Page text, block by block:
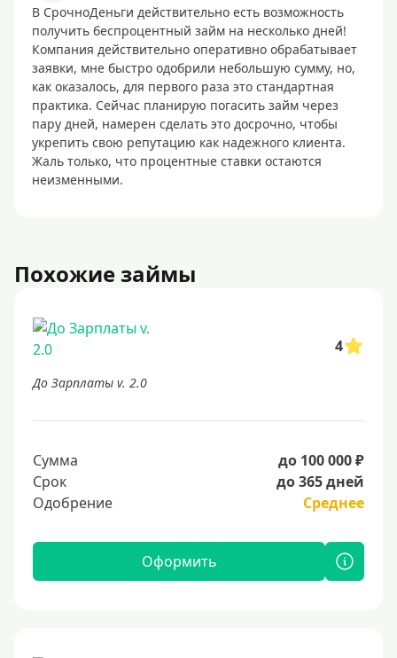
В СрочноДеньги действительно есть возможность
получить беспроцентный займ на несколько дней!
Компания действительно оперативно обрабатывает
заявки, мне быстро одобрили небольшую сумму, но,
как оказалось, для первого раза это стандартная
практика. Сейчас планирую погасить займ через
пару дней, намерен сделать это досрочно, чтобы
укрепить свою репутацию как надежного клиента.
Жаль только, что процентные ставки остаются
неизменными.
Похожие займы
4
До Зарплаты v. 2.0
Сумма
до 100 000 ₽
Срок
до 365 дней
Одобрение
Среднее
Оформить